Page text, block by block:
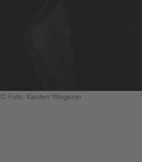
© Foto: Karsten Wegener